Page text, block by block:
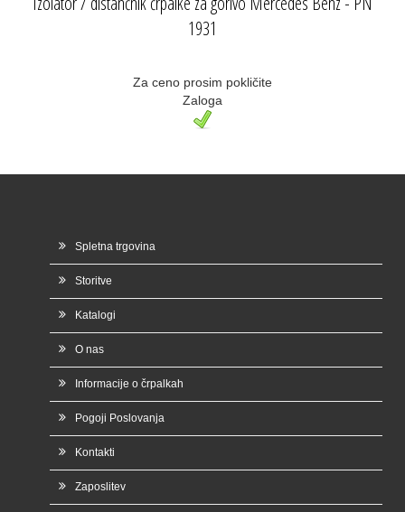
1931
Za ceno prosim pokličite
Zaloga
Spletna trgovina
Storitve
Katalogi
O nas
Informacije o črpalkah
Pogoji Poslovanja
Kontakti
Zaposlitev